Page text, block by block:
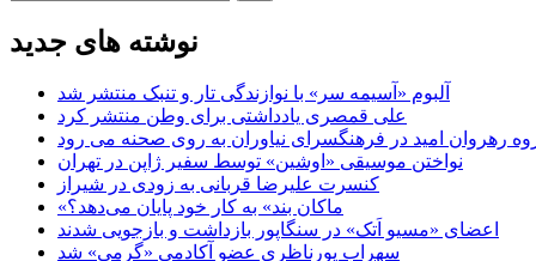
نوشته های جدید
آلبوم «آسیمه سر» با نوازندگی تار و تنبک منتشر شد
علی قمصری یادداشتی برای وطن منتشر کرد
رهروان امید در فرهنگسرای نیاوران به روی صحنه می رود
نواختن موسیقی «اوشین» توسط سفیر ژاپن در تهران
کنسرت علیرضا قربانی به زودی در شیراز
«ماکان بند» به کار خود پایان می‌دهد؟
اعضای «مسیو اَتک» در سنگاپور بازداشت و بازجویی شدند
سهراب پورناظری عضو آکادمی «گرمی» شد